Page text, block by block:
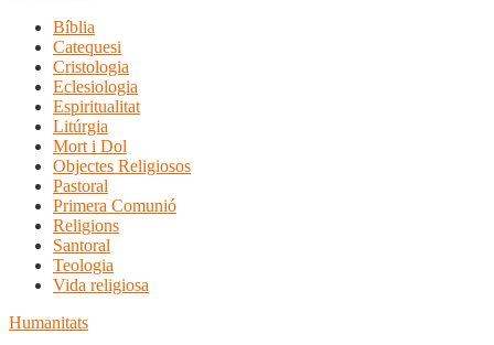
Bíblia
Catequesi
Cristologia
Eclesiologia
Espiritualitat
Litúrgia
Mort i Dol
Objectes Religiosos
Pastoral
Primera Comunió
Religions
Santoral
Teologia
Vida religiosa
Humanitats